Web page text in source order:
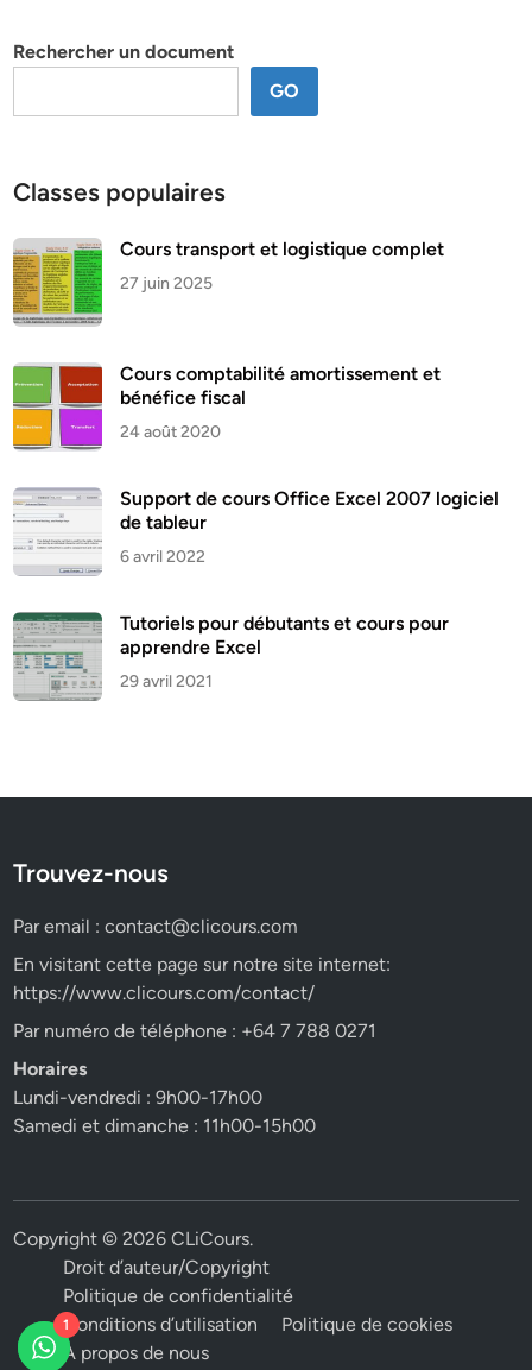
Rechercher un document
GO
Classes populaires
Cours transport et logistique complet
27 juin 2025
Cours comptabilité amortissement et
bénéfice fiscal
24 août 2020
Support de cours Office Excel 2007 logiciel
de tableur
6 avril 2022
Tutoriels pour débutants et cours pour
apprendre Excel
29 avril 2021
Trouvez-nous
Par email :contact@clicours.com
En visitant cette page sur notre site internet:
https://www.clicours.com/contact/
Par numéro de téléphone : +64 7 788 0271
Horaires
Lundi-vendredi : 9h00-17h00
Samedi et dimanche : 11h00-15h00
Copyright © 2026CLiCours.
Droit d’auteur/Copyright
Politique de confidentialité
Conditions d’utilisation
Politique de cookies
A propos de nous
1